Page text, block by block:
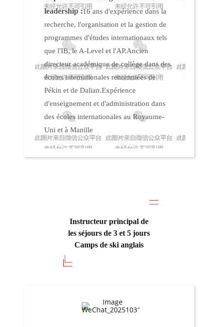
leadership :16 ans d'expérience dans la
recherche, l'organisation et la gestion de
programmes d'études internationaux tels
que l'IB, le A-Level et l'AP.Ancien
directeur académique de collège dans des
écoles internationales renommées de
Pékin et de Dalian.Expérience
d'enseignement et d'administration dans
des écoles internationales au Royaume-
Uni et à Manille
Instructeur principal de
les séjours de 3 et 5 jours
Camps de ski anglais